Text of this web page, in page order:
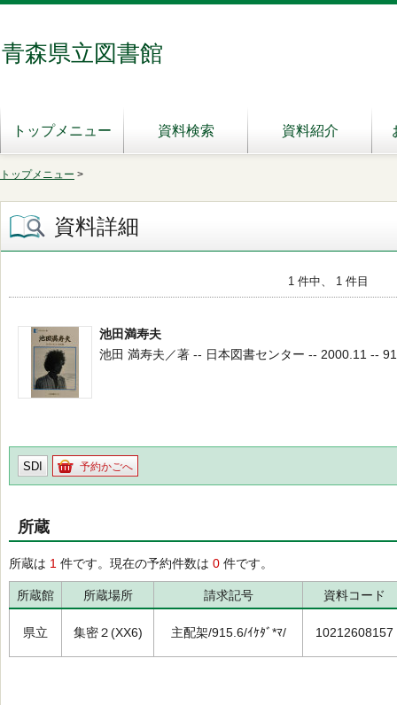
青森県立図書館
トップメニュー 資料検索 資料紹介
トップメニュー >
資料詳細
1 件中、 1 件目
池田満寿夫
池田 満寿夫／著 -- 日本図書センター -- 2000.11 --
SDI 予約かごへ
所蔵
所蔵は 1 件です。現在の予約件数は 0 件です。
所蔵館 所蔵場所 請求記号 資料コード
県立 集密２(XX6) 主配架/915.6/ｲｹﾀﾞ*ﾏ/ 10212608157